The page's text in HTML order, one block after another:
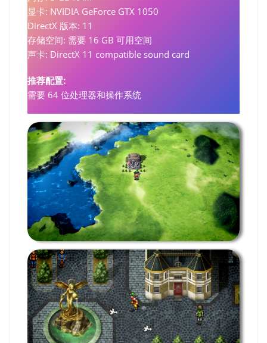
显卡: NVIDIA GeForce GTX 1050
DirectX 版本: 11
存储空间: 需要 16 GB 可用空间
声卡: DirectX 11 compatible sound card
推荐配置:
需要 64 位处理器和操作系统